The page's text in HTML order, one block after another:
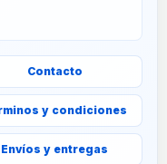
Contacto
y condiciones
Envíos y entregas